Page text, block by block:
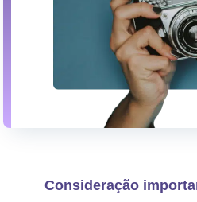
Consideração